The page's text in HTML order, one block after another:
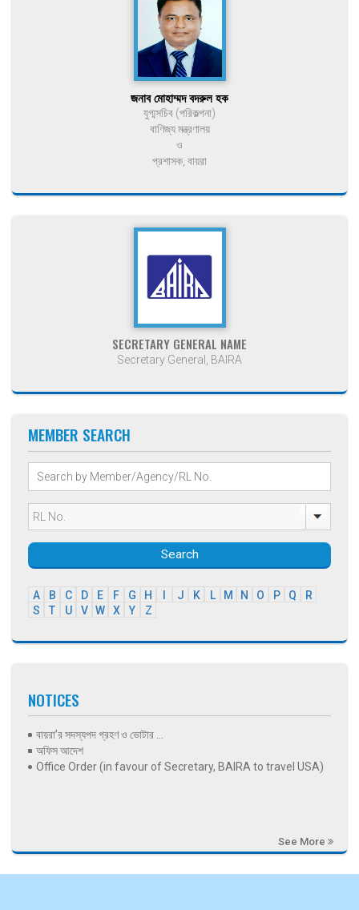
জনাব মোহাম্মদ বদরুল হক
যুগ্মসচিব (পরিকল্পনা)
বাণিজ্য মন্ত্রণালয়
ও
প্রশাসক, বায়রা
SECRETARY GENERAL NAME
Secretary General, BAIRA
MEMBER SEARCH
Search
A B C D E F G H J K L M N O P Q
R
S
T U V W X Y Z
NOTICES
বায়রা’র সদস্যপদ গ্রহণ ও ভোটার ...
অফিস আদেশ
Office Order (in favour of Secretary, BAIRA to travel USA)
See More